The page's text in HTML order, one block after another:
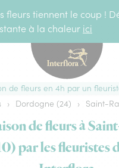
fleurs tiennent le coup !
à la chaleur ici
de fleurs en 4h par un
› Dordogne (24) › Saint-
de fleurs à
par les fleuristes